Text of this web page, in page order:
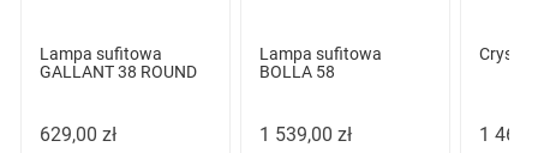
Lampa sufitowa
GALLANT 38 ROUND
629,00 zł
Lampa sufitowa
BOLLA 58
1 539,00 zł
Crystal
1